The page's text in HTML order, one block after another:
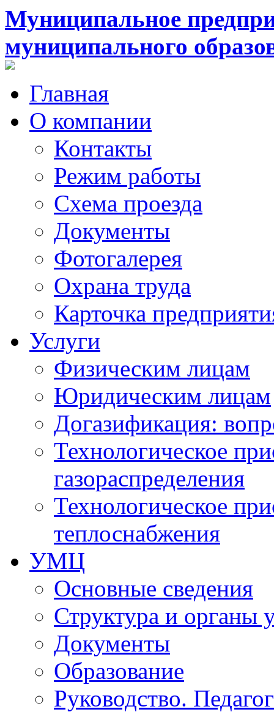
Муниципальное
муниципального
Главная
О компании
Контакты
Режим работы
Схема проезда
Документы
Фотогалерея
Охрана труда
Карточка
Услуги
Физическим лицам
Юридическим лицам
Догазификация:
Технологическое
газораспределения
Технологическое
теплоснабжения
УМЦ
Основные сведения
Структура и органы
Документы
Образование
Руководство.